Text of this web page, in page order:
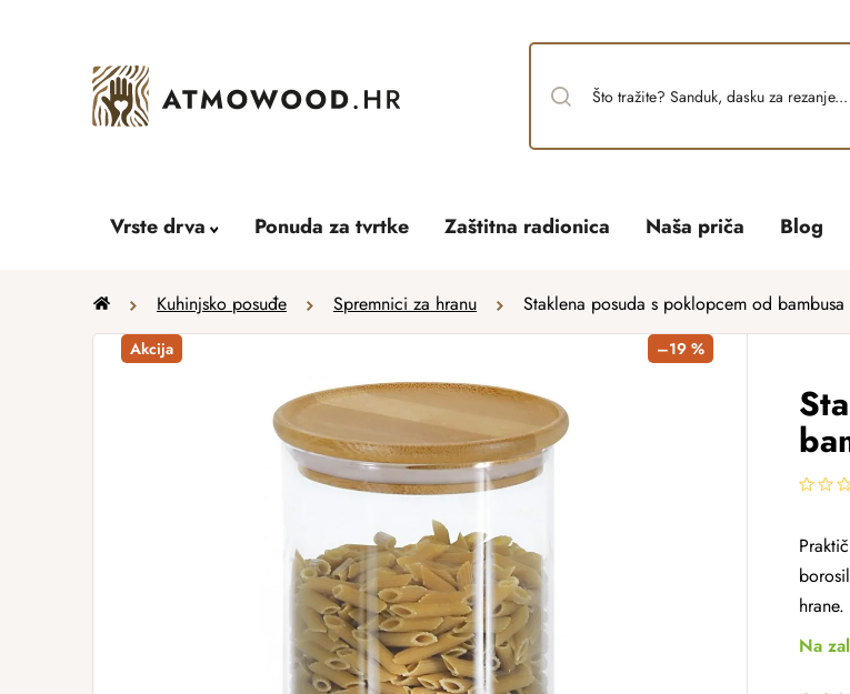
Vrste drva Ponuda za tvrtke Zaštitna radionica Naša priča Blog
Home Kuhinjsko posuđe Spremnici za hranu Staklena posuda s poklopcem od
hrane.
Na
Akcija –19 %